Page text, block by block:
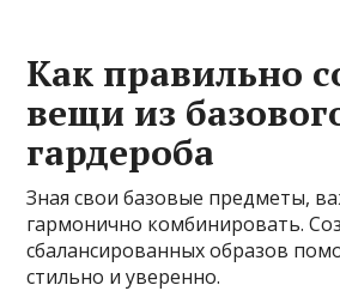
Как правильно
вещи из
гардероба
Зная свои базовые предметы,
гармонично комбинировать.
сбалансированных образов
стильно и уверенно.